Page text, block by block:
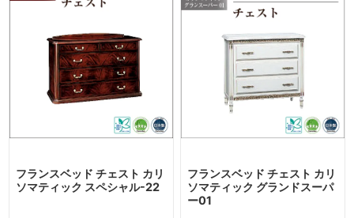
フランスベッド チェスト カリ
ソマティック スペシャル-22
フランスベッド チェスト カリ
ソマティック グランドスーパ
ー01